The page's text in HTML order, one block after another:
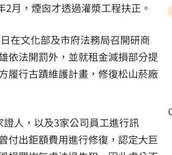
月，煙囪才透過灌漿工程扶正。
在文化部及市府法務局召開研商
依法開罰外，並就租金減損部分提
履行古蹟維護計畫，修復松山菸廠
人，以及3家公司員工進行訊
付出鉅額費用進行修復，認定大巨